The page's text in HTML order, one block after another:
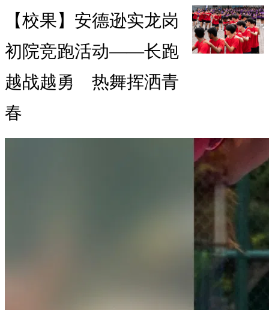
【校果】安德逊实龙岗
初院竞跑活动——长跑
越战越勇 热舞挥洒青
春